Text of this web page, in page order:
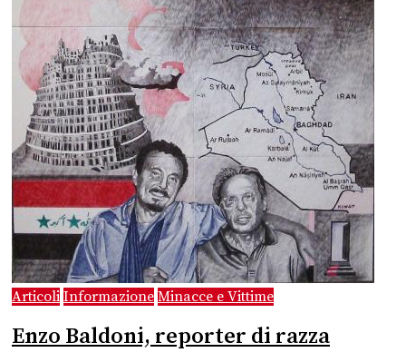
Articoli Informazione Minacce e Vittime
Enzo Baldoni, reporter di razza